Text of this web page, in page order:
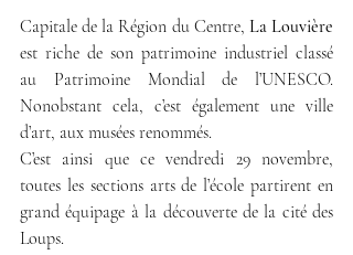
Capitale de la Région du Centre, La Louvière
est riche de son patrimoine industriel classé
au Patrimoine Mondial de l’UNESCO.
Nonobstant cela, c’est également une ville
d’art, aux musées renommés.
C’est ainsi que ce vendredi 29 novembre,
toutes les sections arts de l’école partirent en
grand équipage à la découverte de la cité des
Loups.